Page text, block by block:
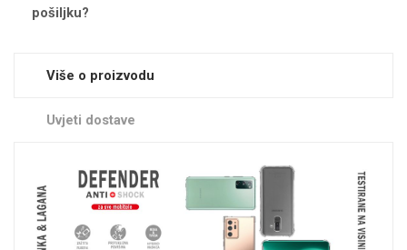
pošiljku?
Više o proizvodu
Uvjeti dostave
Zodiac Halloween